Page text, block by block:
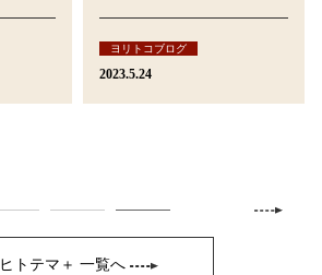
ヒトテマ＋ 一覧へ
ヨリトコブログ
2023.5.24